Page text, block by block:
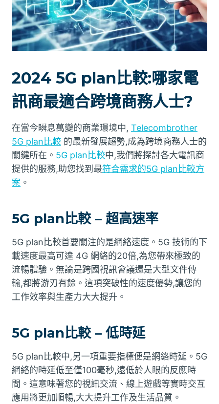
2024 5G plan比較:哪家電
訊商最適合跨境商務人士?
在當今瞬息萬變的商業環境中, Telecombrother
5G plan比較 的最新發展趨勢,成為跨境商務人士的
關鍵所在。 5G plan比較中,我們將探討各大電訊商
提供的服務,助您找到最符合需求的5G plan比較方
案 。
5G plan比較 – 超高速率
5G plan比較首要關注的是網絡速度。5G 技術的下
載速度最高可達 4G 網絡的20倍,為您帶來極致的
流暢體驗。無論是跨國視訊會議還是大型文件傳
輸,都將游刃有餘。這項突破性的速度優勢,讓您的
工作效率與生產力大大提升。
5G plan比較 – 低時延
5G plan比較中,另一項重要指標便是網絡時延。5G
網絡的時延低至僅100毫秒,遠低於人眼的反應時
間。這意味著您的視訊交流、線上遊戲等實時交互
應用將更加順暢,大大提升工作及生活品質。